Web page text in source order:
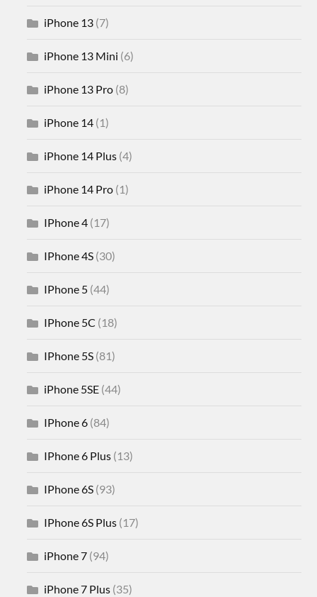
iPhone 13 (7)
iPhone 13 Mini (6)
iPhone 13 Pro (8)
iPhone 14 (1)
iPhone 14 Plus (4)
iPhone 14 Pro (1)
IPhone 4 (17)
IPhone 4S (30)
IPhone 5 (44)
IPhone 5C (18)
IPhone 5S (81)
iPhone 5SE (44)
IPhone 6 (84)
IPhone 6 Plus (13)
IPhone 6S (93)
IPhone 6S Plus (17)
iPhone 7 (94)
iPhone 7 Plus (35)